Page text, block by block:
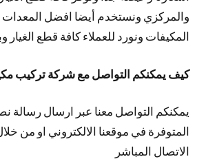
والمركزي ونستخدم أيضا افضل المعدات
المكيفات ونورد للعملاء كافة قطع
كيف يمكنكم التواصل مع شركة تركيب
يمكنكم التواصل معنا عبر ارسال رسالة
المتوفرة في موقعنا الالكتروني او من
الاتصال المباشر